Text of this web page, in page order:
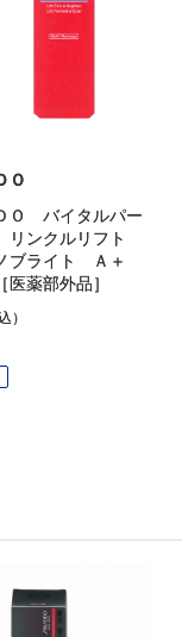
Ｏ
Ｏ バイタルパー
リンクルリフト
ブライト Ａ＋
薬部外品］
）